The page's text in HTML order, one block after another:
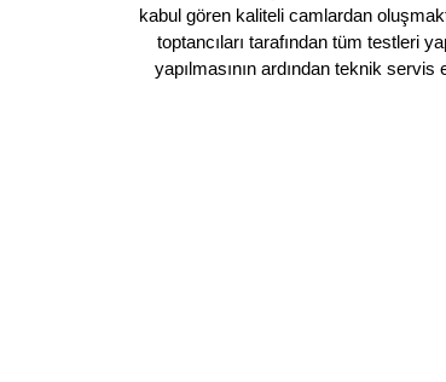
kabul gören kaliteli camlardan
toptancıları tarafından tüm testleri
yapılmasının ardından teknik